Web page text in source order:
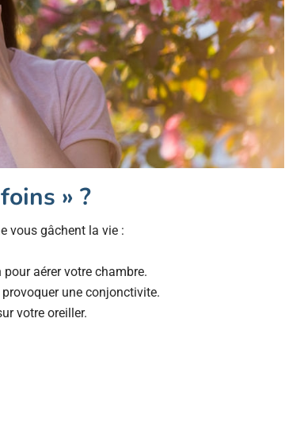
» ?
vous gâchent la vie :
aérer votre chambre.
une conjonctivite.
votre oreiller.